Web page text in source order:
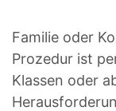
Familie oder
Prozedur ist
Klassen oder